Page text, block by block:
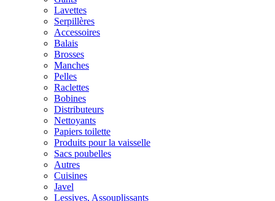
Lavettes
Serpillères
Accessoires
Balais
Brosses
Manches
Pelles
Raclettes
Bobines
Distributeurs
Nettoyants
Papiers toilette
Produits pour la vaisselle
Sacs poubelles
Autres
Cuisines
Javel
Lessives, Assouplissants